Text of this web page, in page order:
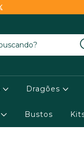
Dragões
Bustos